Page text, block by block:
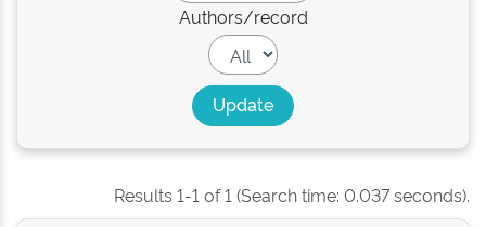
Authors/record
Results 1-1 of 1 (Search time: 0.037 seconds).